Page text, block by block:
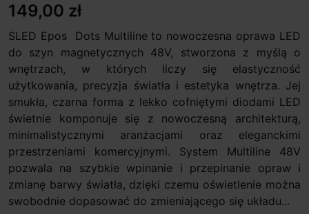
149,00 zł
SLED Epos Dots Multiline to nowoczesna oprawa LED
do szyn magnetycznych 48V, stworzona z myślą o
wnętrzach, w których liczy się elastyczność
użytkowania, precyzja światła i estetyka wnętrza. Jej
smukła, czarna forma z lekko cofniętymi diodami LED
świetnie komponuje się z nowoczesną architekturą,
minimalistycznymi aranżacjami oraz eleganckimi
przestrzeniami komercyjnymi. System Multiline 48V
pozwala na szybkie wpinanie i przepinanie opraw i
zmianę barwy światła, dzięki czemu oświetlenie można
swobodnie dopasować do zmieniającego się układu...